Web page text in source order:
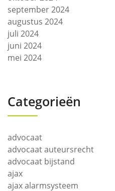
september 2024
augustus 2024
juli 2024
juni 2024
mei 2024
Categorieën
advocaat
advocaat auteursrecht
advocaat bijstand
ajax
ajax alarmsysteem